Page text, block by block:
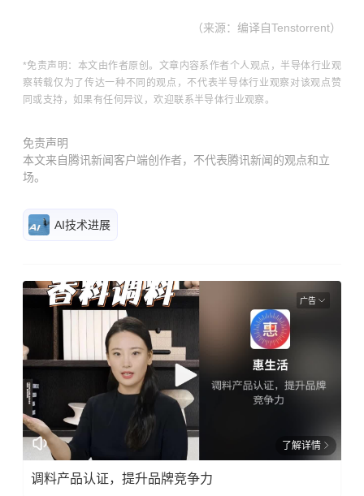
（来源： 编译自Tenstorrent）
*免责声明：本文由作者原创。文章内容系作者个人观点，半导体行业观
察转载仅为了传达一种不同的观点，不代表半导体行业观察对该观点赞
同或支持，如果有任何异议，欢迎联系半导体行业观察。
免责声明
本文来自腾讯新闻客户端创作者，不代表腾讯新闻的观点和立
场。
AI技术进展
广告
了解详情
调料产品认证，提升品牌竞争力